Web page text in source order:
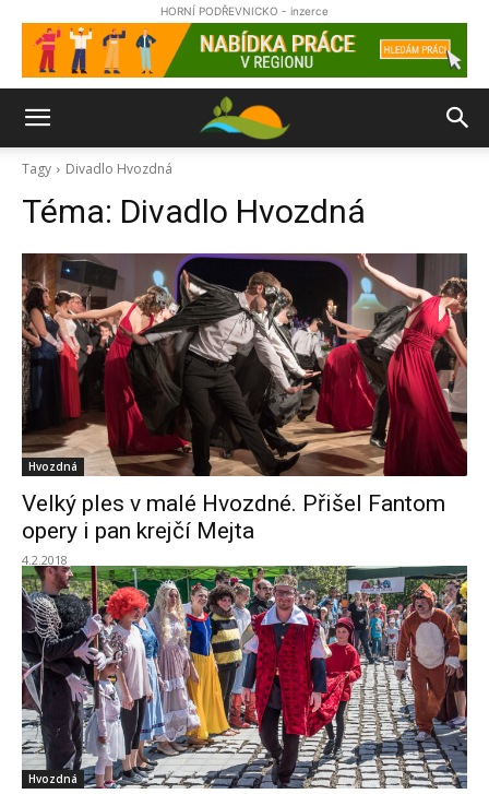
HORNÍ PODŘEVNICKO - inzerce
Tagy Divadlo Hvozdná
Téma: Divadlo Hvozdná
Hvozdná
Velký ples v malé Hvozdné. Přišel Fantom
opery i pan krejčí Mejta
4.2.2018
Hvozdná